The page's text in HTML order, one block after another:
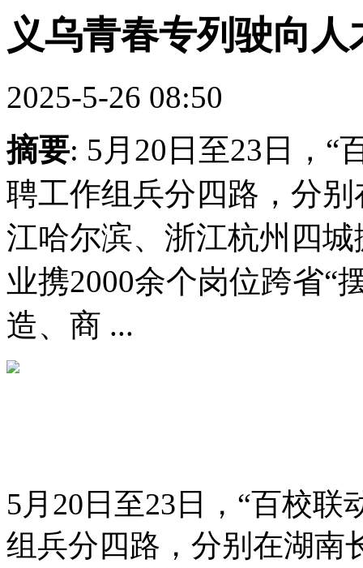
义乌青春专列驶向人
2025-5-26 08:50
摘要: 5月20日至23日，“
聘工作组兵分四路，分
江哈尔滨、浙江杭州四
业携2000余个岗位跨省“
造、商 ...
5月20日至23日，“百校
组兵分四路，分别在湖南